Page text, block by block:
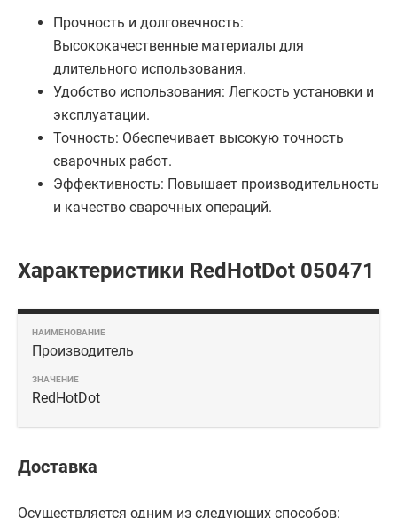
Прочность и долговечность:
Высококачественные материалы для
длительного использования.
Удобство использования: Легкость установки и
эксплуатации.
Точность: Обеспечивает высокую точность
сварочных работ.
Эффективность: Повышает производительность
и качество сварочных операций.
Характеристики RedHotDot 050471
Производитель
RedHotDot
Доставка
Осуществляется одним из следующих способов: